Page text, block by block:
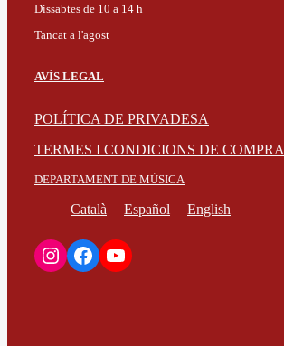
Dissabtes de 10 a 14 h
Tancat a l'agost
AVÍS LEGAL
POLÍTICA DE PRIVADESA
TERMES I CONDICIONS DE COMPRA
DEPARTAMENT DE MÚSICA
Català Español English
Instagram
Facebook
YouTube